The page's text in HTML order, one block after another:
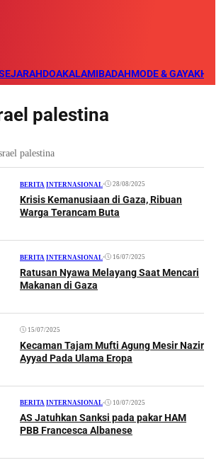
DOAKALAMIBADAHMODE & GAYA
palestina
palestina
BERITA INTERNASIONAL• 28/08/2025
Krisis Kemanusiaan di Gaza, Ribuan
Warga Terancam Buta
BERITA INTERNASIONAL• 16/07/2025
Ratusan Nyawa Melayang Saat Mencari
Makanan di Gaza
15/07/2025
Kecaman Tajam Mufti Agung Mesir Nazir
Ayyad Pada Ulama Eropa
BERITA INTERNASIONAL• 10/07/2025
AS Jatuhkan Sanksi pada pakar HAM
PBB Francesca Albanese